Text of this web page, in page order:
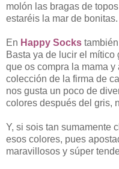
molón las bragas de
estaréis la mar de bonitas.
En Happy Socks
Basta ya de lucir el
que os compra la mama
colección de la firma de
nos gusta un poco de
colores después del gris,
Y, si sois tan sumamente
esos colores, pues
maravillosos y súper